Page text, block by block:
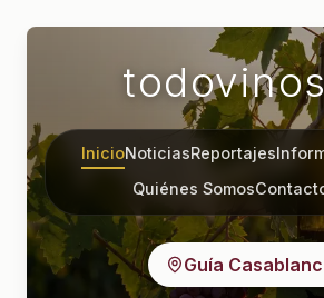
InicioNoticiasReportajes
Quiénes Somos
Guía